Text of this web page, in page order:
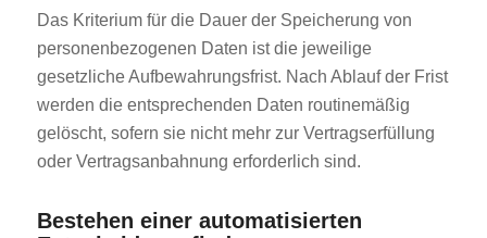
Das Kriterium für die Dauer der Speicherung von
personenbezogenen Daten ist die jeweilige
gesetzliche Aufbewahrungsfrist. Nach Ablauf der Frist
werden die entsprechenden Daten routinemäßig
gelöscht, sofern sie nicht mehr zur Vertragserfüllung
oder Vertragsanbahnung erforderlich sind.
Bestehen einer automatisierten